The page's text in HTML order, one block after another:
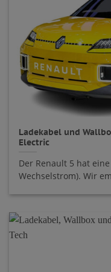
Ladekabel und
Electric
Der Renault 5 hat
Wechselstrom). Wir